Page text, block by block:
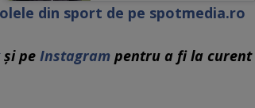
din sport de pe spotmedia.ro
și pe Instagram pentru a fi la curent